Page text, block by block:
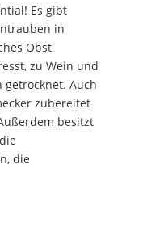
Es gibt
in
Obst
zu Wein und
getrocknet. Auch
zubereitet
besitzt
die